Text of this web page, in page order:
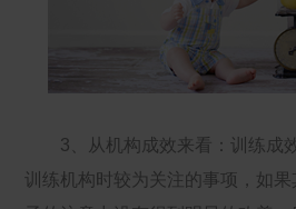
3、从机构成效来看：训练成
训练机构时较为关注的事项，如